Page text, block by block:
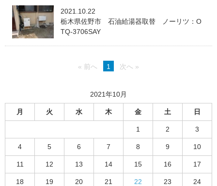
2021.10.22
栃木県佐野市 石油給湯器取替 ノーリツ：O
TQ-3706SAY
« 前へ 1 次へ »
2021年10月
月 火 水 木 金 土 日
1 2 3
4 5 6 7 8 9 10
11 12 13 14 15 16 17
18 19 20 21 22 23 24